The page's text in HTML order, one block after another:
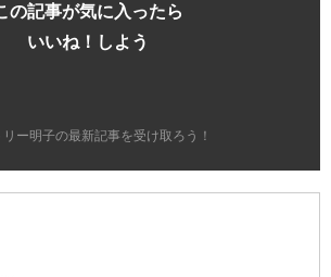
の記事が気に入ったら
いいね！しよう
リー明子の最新記事を受け取ろう！